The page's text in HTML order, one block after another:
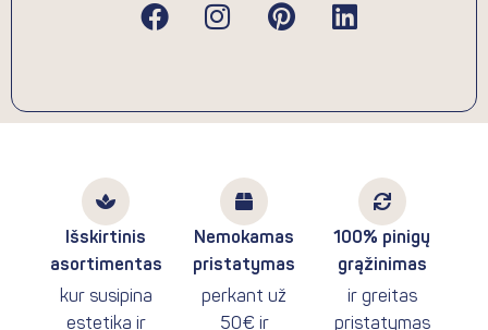
a
b
o
n
a
g
a
m
i
e
r
i
e
d
Išskirtinis
asortimentas
kur susipina
estetika ir
Nemokamas
pristatymas
perkant už
50€ ir
100% pinigų
grąžinimas
ir greitas
pristatymas